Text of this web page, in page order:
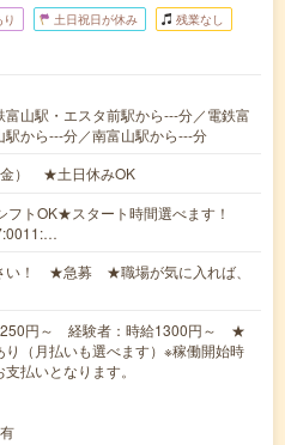
土日祝日が休み 残業なし
山駅・エスタ前駅から---分／電鉄富
駅から---分／南富山駅から---分
金） ★土日休みOK
トOK★スタート時間選べます！
い！ ★急募 ★職場が気に入れば、
円～ 経験者：時給1300円～ ★
り（月払いも選べます）※稼働開始時
払いとなります。